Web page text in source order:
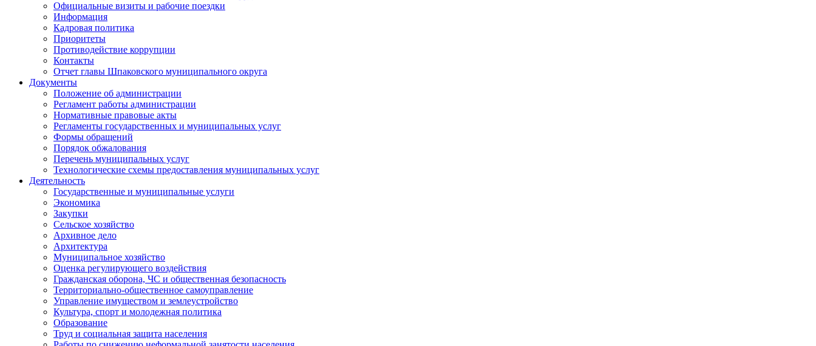
Официальные визиты и рабочие поездки
Информация
Кадровая политика
Приоритеты
Противодействие коррупции
Контакты
Отчет главы Шпаковского муниципального округа
Документы
Положение об администрации
Регламент работы администрации
Нормативные правовые акты
Регламенты государственных и муниципальных услуг
Формы обращений
Порядок обжалования
Перечень муниципальных услуг
Технологические схемы предоставления муниципальных услуг
Деятельность
Государственные и муниципальные услуги
Экономика
Закупки
Сельское хозяйство
Архивное дело
Архитектура
Муниципальное хозяйство
Оценка регулирующего воздействия
Гражданская оборона, ЧС и общественная безопасность
Территориально-общественное самоуправление
Управление имуществом и землеустройство
Культура, спорт и молодежная политика
Образование
Труд и социальная защита населения